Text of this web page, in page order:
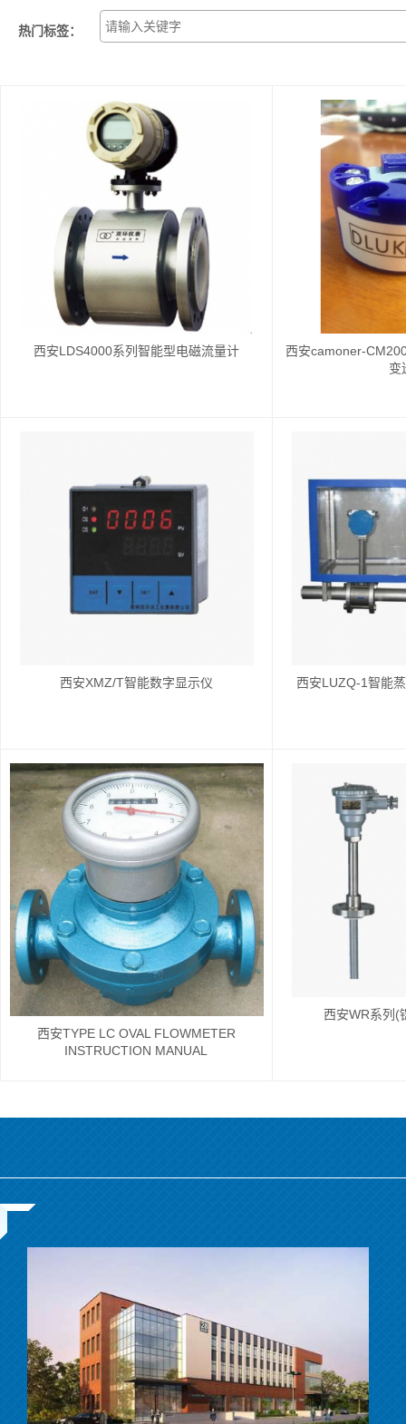
热门标签：
西安LDS4000系列智能型电磁流量计
西安camoner-
变
西安XMZ/T智能数字显示仪 西安LUZQ-1智能
西安TYPE LC OVAL FLOWMETER
INSTRUCTION MANUAL
西安WR系列(